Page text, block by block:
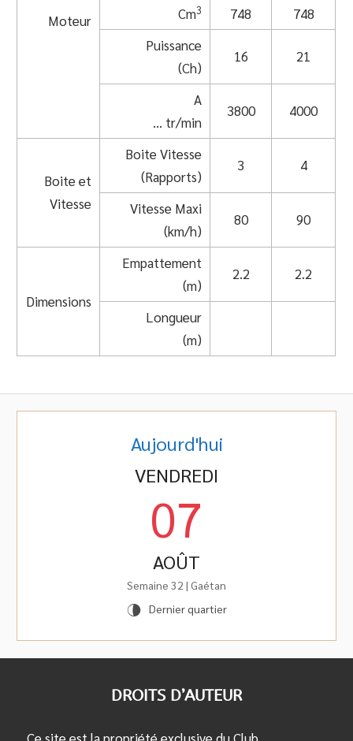
Moteur
Cm3 748
748
Puissance
(Ch)
16 21
A
… tr/min
3800 4000
Boite et
Vitesse
Boite Vitesse
(Rapports)
3 4
Vitesse Maxi
(km/h)
80 90
Dimensions
Empattement
(m)
2.2 2.2
Longueur
(m)
Aujourd'hui
VENDREDI
07
AOÛT
Semaine 32 | Gaétan
U Dernier quartier
DROITS D’AUTEUR